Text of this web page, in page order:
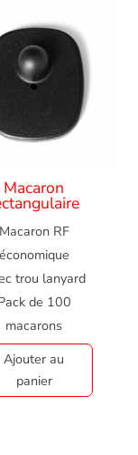
Macaron
Macaron RF
économique
trou lanyard
de 100
macarons
Ajouter au
panier